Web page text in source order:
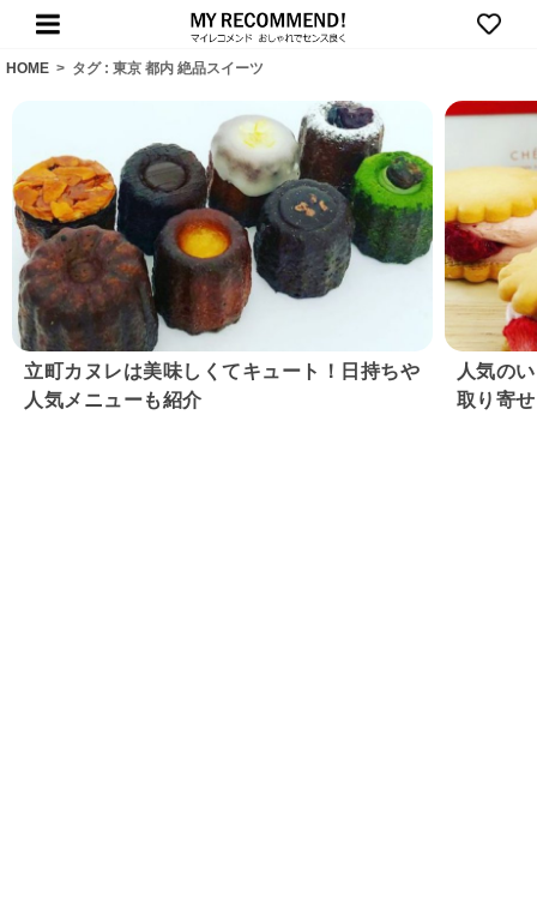
HOME > タグ : 東京 都内 絶品スイーツ
立町カヌレは美味しくてキュート！日持ちや
人気メニューも紹介
人気の
取り寄